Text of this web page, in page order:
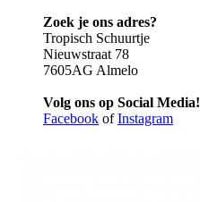
Zoek je ons adres?
Tropisch Schuurtje
Nieuwstraat 78
7605AG Almelo
Volg ons op Social Media!
Facebook ofInstagram